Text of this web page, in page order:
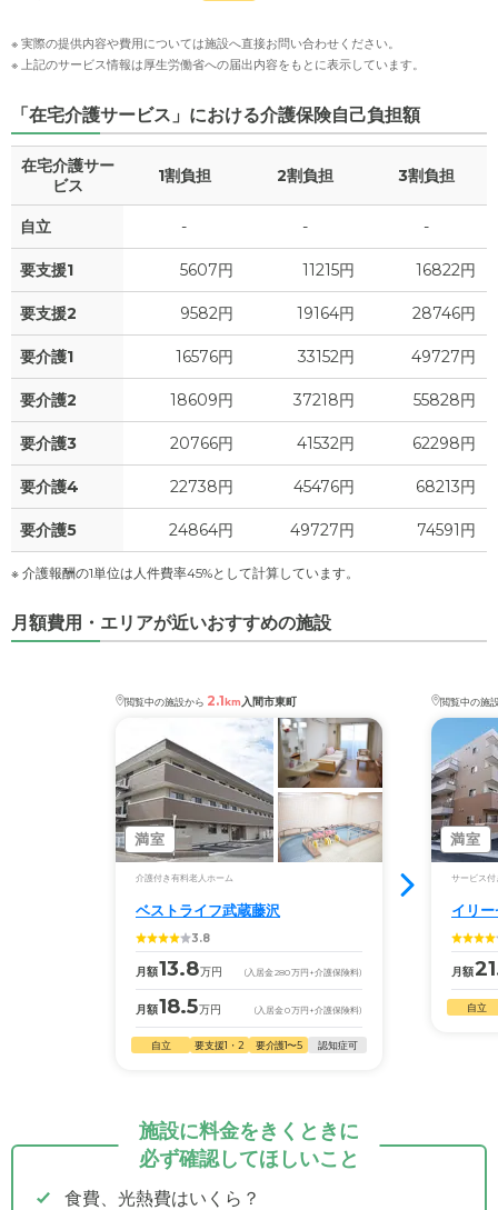
※ 実際の提供内容や費用については施設へ直接お問い合わせください。
※ 上記のサービス情報は厚生労働省への届出内容をもとに表示しています。
「在宅介護サービス」における介護保険自己負担額
在宅介護サー
ビス
1割負担 2割負担 3割負担
自立 - - -
要支援1 5607円 11215円 16822円
要支援2 9582円 19164円 28746円
要介護1 16576円 33152円 49727円
要介護2 18609円 37218円 55828円
要介護3 20766円 41532円 62298円
要介護4 22738円 45476円 68213円
要介護5 24864円 49727円 74591円
※ 介護報酬の1単位は人件費率45%として計算しています。
月額費用・エリアが近いおすすめの施設
閲覧中の施設から 2.1km入間市東町
満室
介護付き有料老人ホーム
ベストライフ武蔵藤沢
3.8
月額13.8万円 (入居金280万円 +介護保険料)
月額18.5万円 (入居金0万円 +介護保険料)
自立 要支援1・2 要介護1〜5 認知症可
閲覧中の施
満室
サービス付
イリ
月額
自立
施設に料金をきくときに
必ず確認してほしいこと
食費、光熱費はいくら？